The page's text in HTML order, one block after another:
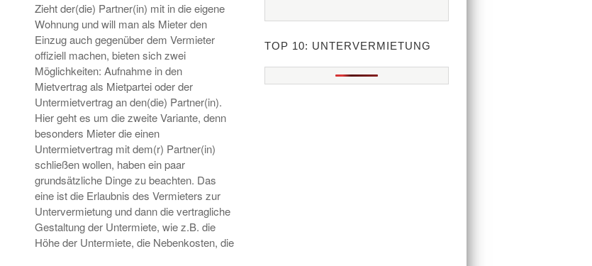
Zieht der(die) Partner(in) mit in die eigene
Wohnung und will man als Mieter den
Einzug auch gegenüber dem Vermieter
offiziell machen, bieten sich zwei
Möglichkeiten: Aufnahme in den
Mietvertrag als Mietpartei oder der
Untermietvertrag an den(die) Partner(in).
Hier geht es um die zweite Variante, denn
besonders Mieter die einen
Untermietvertrag mit dem(r) Partner(in)
schließen wollen, haben ein paar
grundsätzliche Dinge zu beachten. Das
eine ist die Erlaubnis des Vermieters zur
Untervermietung und dann die vertragliche
Gestaltung der Untermiete, wie z.B. die
Höhe der Untermiete, die Nebenkosten, die
TOP 10: UNTERVERMIETUNG